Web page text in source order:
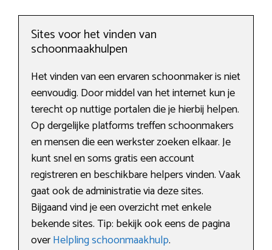
Sites voor het vinden van
schoonmaakhulpen
Het vinden van een ervaren schoonmaker is niet
eenvoudig. Door middel van het internet kun je
terecht op nuttige portalen die je hierbij helpen.
Op dergelijke platforms treffen schoonmakers
en mensen die een werkster zoeken elkaar. Je
kunt snel en soms gratis een account
registreren en beschikbare helpers vinden. Vaak
gaat ook de administratie via deze sites.
Bijgaand vind je een overzicht met enkele
bekende sites. Tip: bekijk ook eens de pagina
overHelpling schoonmaakhulp.